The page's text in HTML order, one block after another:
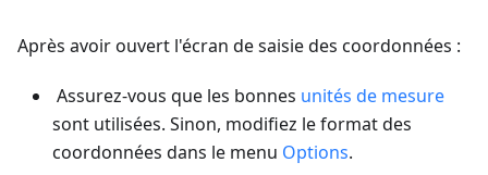
Après avoir ouvert l'écran de saisie des coordonnées :
Assurez-vous que les bonnes unités de mesure
sont utilisées. Sinon, modifiez le format des
coordonnées dans le menu Options.